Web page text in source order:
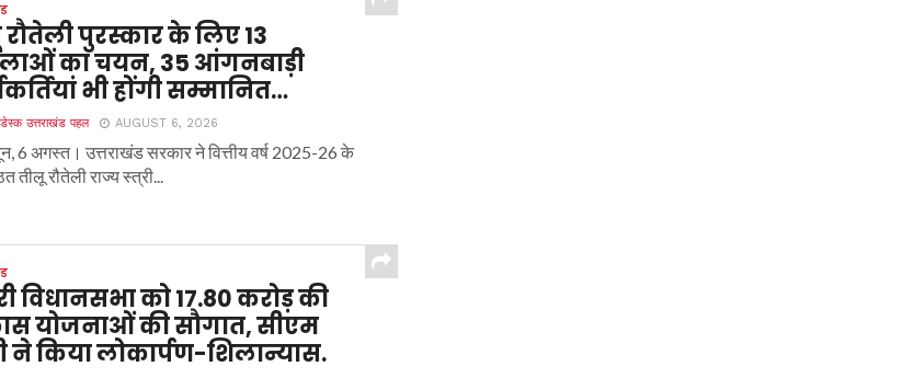
पुरस्कार के लिए 13
का चयन, 35 आंगनबाड़ी
भी होंगी सम्मानित…
उत्तराखंड पहल AUGUST 6, 2026
6 अगस्त। उत्तराखंड सरकार ने वित्तीय वर्ष 2025-26 के
तीलू रौतेली राज्य स्त्री...
विधानसभा को 17.80 करोड़ की
योजनाओं की सौगात, सीएम
ने किया लोकार्पण-शिलान्यास.